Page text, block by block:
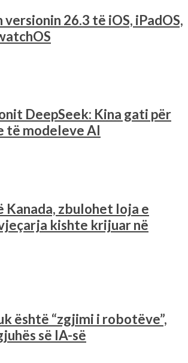
26.3 të iOS, iPadOS,
DeepSeek: Kina gati për
të modeleve AI
Kanada, zbulohet loja e
kishte krijuar në
është “zgjimi i robotëve”,
së IA-së